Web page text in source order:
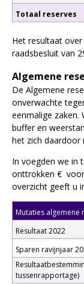
Totaal reserves
Het resultaat
raadsbesluit van
Algemene
De Algemene
onverwachte
eenmalige zaken.
buffer en
het zich daardoor
In voegden we in
onttrokken €
overzicht geeft u
Mutaties algemene
Resultaat 2022
Sparen ravijnjaar
tussenrapportage)